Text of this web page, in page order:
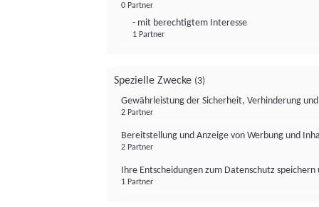
0 Partner
- mit berechtigtem Interesse
1 Partner
Spezielle Zwecke (3)
Gewährleistung der Sicherheit, Verhinderung
2 Partner
Bereitstellung und Anzeige von Werbung und
2 Partner
Ihre Entscheidungen zum Datenschutz
1 Partner